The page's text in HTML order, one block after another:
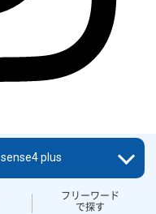
フリーワード
で探す
plus